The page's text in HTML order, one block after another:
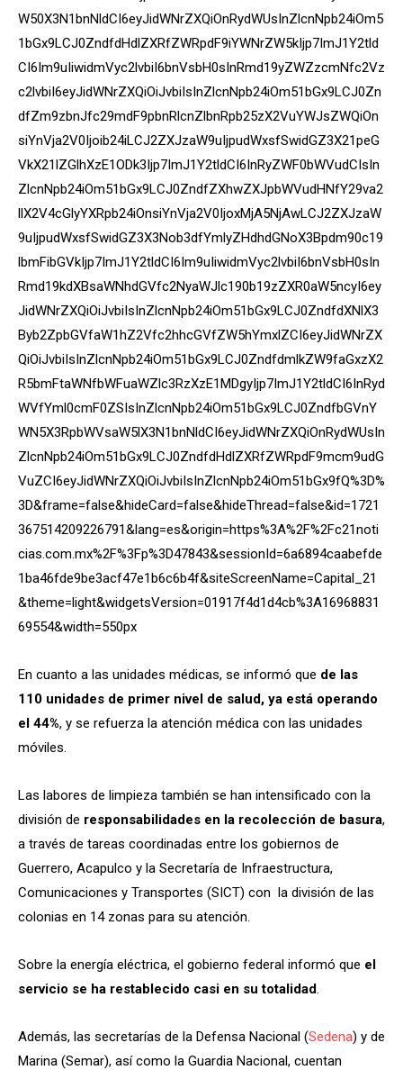
W50X3N1bnNldCI6eyJidWNrZXQiOnRydWUsInZlcnNpb24iOm5
1bGx9LCJ0ZndfdHdlZXRfZWRpdF9iYWNrZW5kIjp7ImJ1Y2tld
CI6Im9uIiwidmVyc2lvbiI6bnVsbH0sInRmd19yZWZzcmNfc2Vz
c2lvbiI6eyJidWNrZXQiOiJvbiIsInZlcnNpb24iOm51bGx9LCJ0Zn
dfZm9zbnJfc29mdF9pbnRlcnZlbnRpb25zX2VuYWJsZWQiOn
siYnVja2V0Ijoib24iLCJ2ZXJzaW9uIjpudWxsfSwidGZ3X21peG
VkX21lZGlhXzE1ODk3Ijp7ImJ1Y2tldCI6InRyZWF0bWVudCIsIn
ZlcnNpb24iOm51bGx9LCJ0ZndfZXhwZXJpbWVudHNfY29va2
llX2V4cGlyYXRpb24iOnsiYnVja2V0IjoxMjA5NjAwLCJ2ZXJzaW
9uIjpudWxsfSwidGZ3X3Nob3dfYmlyZHdhdGNoX3Bpdm90c19
lbmFibGVkIjp7ImJ1Y2tldCI6Im9uIiwidmVyc2lvbiI6bnVsbH0sIn
Rmd19kdXBsaWNhdGVfc2NyaWJlc190b19zZXR0aW5ncyI6ey
JidWNrZXQiOiJvbiIsInZlcnNpb24iOm51bGx9LCJ0ZndfdXNlX3
Byb2ZpbGVfaW1hZ2Vfc2hhcGVfZW5hYmxlZCI6eyJidWNrZX
QiOiJvbiIsInZlcnNpb24iOm51bGx9LCJ0ZndfdmlkZW9faGxzX2
R5bmFtaWNfbWFuaWZlc3RzXzE1MDgyIjp7ImJ1Y2tldCI6InRyd
WVfYml0cmF0ZSIsInZlcnNpb24iOm51bGx9LCJ0ZndfbGVnY
WN5X3RpbWVsaW5lX3N1bnNldCI6eyJidWNrZXQiOnRydWUsIn
ZlcnNpb24iOm51bGx9LCJ0ZndfdHdlZXRfZWRpdF9mcm9udG
VuZCI6eyJidWNrZXQiOiJvbiIsInZlcnNpb24iOm51bGx9fQ%3D%
3D&frame=false&hideCard=false&hideThread=false&id=1721
367514209226791&lang=es&origin=https%3A%2F%2Fc21noti
cias.com.mx%2F%3Fp%3D47843&sessionId=6a6894caabefde
1ba46fde9be3acf47e1b6c6b4f&siteScreenName=Capital_21
&theme=light&widgetsVersion=01917f4d1d4cb%3A16968831
69554&width=550px
En cuanto a las unidades médicas, se informó que de las
110 unidades de primer nivel de salud, ya está operando
el 44%, y se refuerza la atención médica con las unidades
móviles.
Las labores de limpieza también se han intensificado con la
división de responsabilidades en la recolección de basura,
a través de tareas coordinadas entre los gobiernos de
Guerrero, Acapulco y la Secretaría de Infraestructura,
Comunicaciones y Transportes (SICT) con la división de las
colonias en 14 zonas para su atención.
Sobre la energía eléctrica, el gobierno federal informó que el
servicio se ha restablecido casi en su totalidad.
Además, las secretarías de la Defensa Nacional (Sedena) y de
Marina (Semar), así como la Guardia Nacional, cuentan